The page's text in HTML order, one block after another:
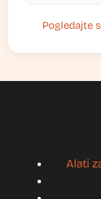
Pogledajte
Alati